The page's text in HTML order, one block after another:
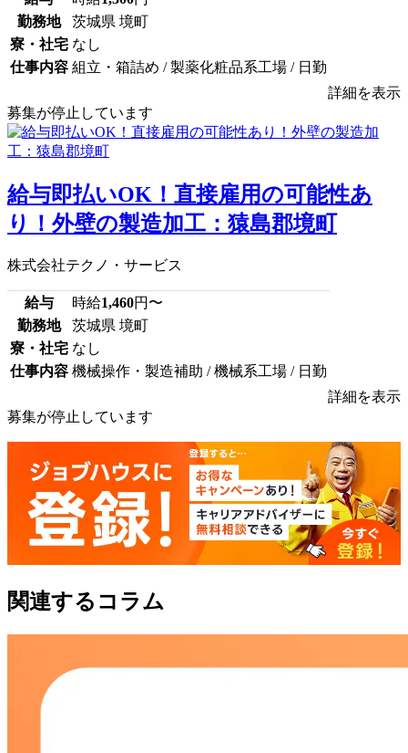
勤務地
茨城県 境町
寮・社宅 なし
仕事内容 組立・箱詰め / 製薬化粧品系工場 / 日勤
詳細を表示
募集が停止しています
給与即払いOK！直接雇用の可能性あ
り！外壁の製造加工：猿島郡境町
株式会社テクノ・サービス
給与 時給1,460円〜
勤務地
茨城県 境町
寮・社宅 なし
仕事内容 機械操作・製造補助 / 機械系工場 / 日勤
詳細を表示
募集が停止しています
関連するコラム